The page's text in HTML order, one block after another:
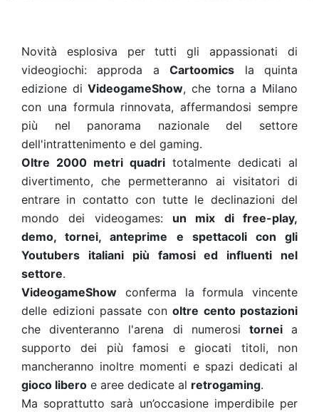
Novità esplosiva per tutti gli appassionati di
videogiochi: approda aCartoomics la quinta
edizione diVideogameShow, che torna a Milano
con una formula rinnovata, affermandosi sempre
più nel panorama nazionale del settore
dell'intrattenimento e del gaming.
Oltre 2000 metri quadri totalmente dedicati al
divertimento, che permetteranno ai visitatori di
entrare in contatto con tutte le declinazioni del
mondo dei videogames: un mix di free-play,
demo, tornei, anteprime e spettacoli con gli
Youtubers italiani più famosi ed influenti nel
settore.
VideogameShow conferma la formula vincente
delle edizioni passate con oltre cento postazioni
che diventeranno l'arena di numerosi torneia
supporto dei più famosi e giocati titoli, non
mancheranno inoltre momenti e spazi dedicati al
gioco libero e aree dedicate al retrogaming.
Ma soprattutto sarà un’occasione imperdibile per